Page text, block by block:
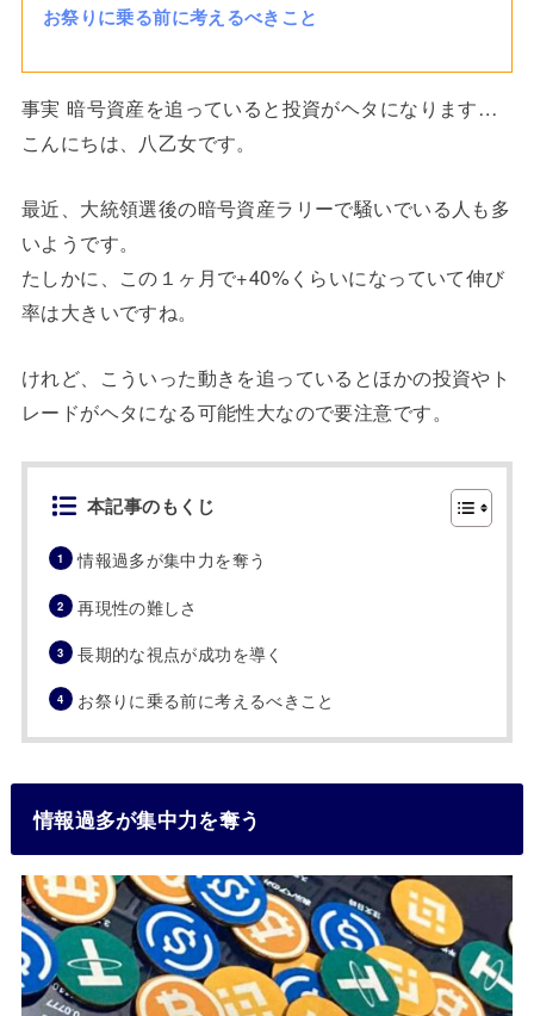
お祭りに乗る前に考えるべきこと
事実 暗号資産を追っていると投資がヘタになります…
こんにちは、八乙女です。
最近、大統領選後の暗号資産ラリーで騒いでいる人も多
いようです。
たしかに、この１ヶ月で+40%くらいになっていて伸び
率は大きいですね。
けれど、こういった動きを追っているとほかの投資やト
レードがヘタになる可能性大なので要注意です。
本記事のもくじ
情報過多が集中力を奪う
再現性の難しさ
長期的な視点が成功を導く
お祭りに乗る前に考えるべきこと
情報過多が集中力を奪う